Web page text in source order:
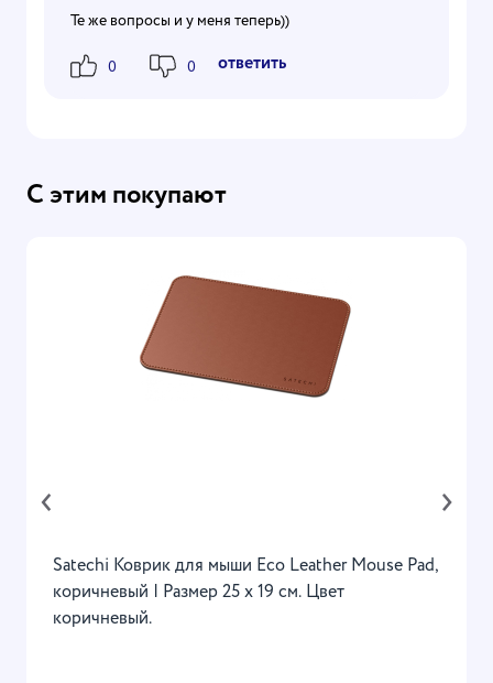
Те же вопросы и у меня теперь))
0 0 Ответить
С этим покупают
Satechi Коврик для мыши Eco Leather Mouse Pad,
коричневый | Размер 25 x 19 см. Цвет
коричневый.
‹ ›